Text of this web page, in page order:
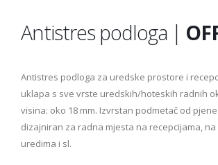
Antistres podloga |
Antistres podloga za uredske prostore i
uklapa s sve vrste uredskih/hoteskih radnih
visina: oko 18 mm. Izvrstan podmetač od
dizajniran za radna mjesta na recepcijama,
uredima i sl.